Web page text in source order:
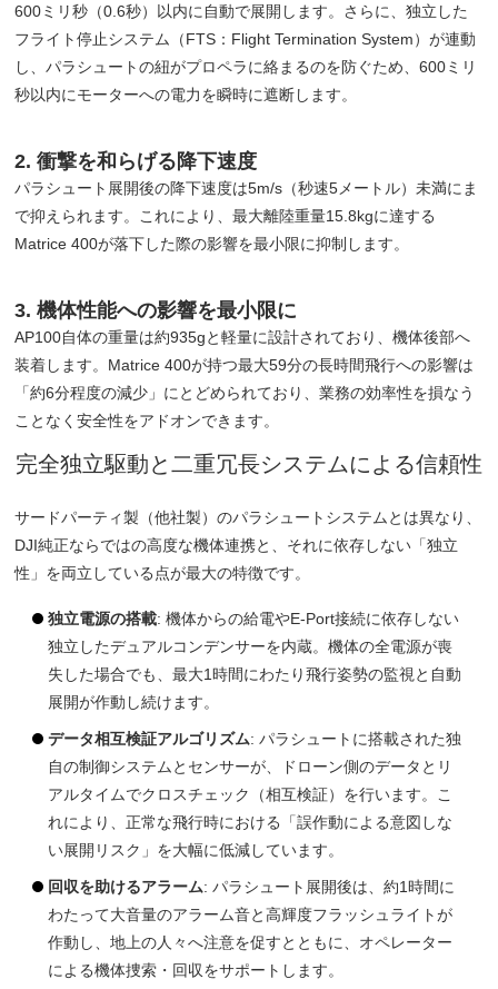
600ミリ秒（0.6秒）以内に自動で展開します。さらに、独立した
フライト停止システム（FTS：Flight Termination System）が連動
し、パラシュートの紐がプロペラに絡まるのを防ぐため、600ミリ
秒以内にモーターへの電力を瞬時に遮断します。
2. 衝撃を和らげる降下速度
パラシュート展開後の降下速度は5m/s（秒速5メートル）未満にま
で抑えられます。これにより、最大離陸重量15.8kgに達する
Matrice 400が落下した際の影響を最小限に抑制します。
3. 機体性能への影響を最小限に
AP100自体の重量は約935gと軽量に設計されており、機体後部へ
装着します。Matrice 400が持つ最大59分の長時間飛行への影響は
「約6分程度の減少」にとどめられており、業務の効率性を損なう
ことなく安全性をアドオンできます。
完全独立駆動と二重冗長システムによる信頼性
サードパーティ製（他社製）のパラシュートシステムとは異なり、
DJI純正ならではの高度な機体連携と、それに依存しない「独立
性」を両立している点が最大の特徴です。
独立電源の搭載: 機体からの給電やE-Port接続に依存しない
独立したデュアルコンデンサーを内蔵。機体の全電源が喪
失した場合でも、最大1時間にわたり飛行姿勢の監視と自動
展開が作動し続けます。
データ相互検証アルゴリズム: パラシュートに搭載された独
自の制御システムとセンサーが、ドローン側のデータとリ
アルタイムでクロスチェック（相互検証）を行います。こ
れにより、正常な飛行時における「誤作動による意図しな
い展開リスク」を大幅に低減しています。
回収を助けるアラーム: パラシュート展開後は、約1時間に
わたって大音量のアラーム音と高輝度フラッシュライトが
作動し、地上の人々へ注意を促すとともに、オペレーター
による機体捜索・回収をサポートします。